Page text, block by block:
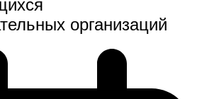
организаций